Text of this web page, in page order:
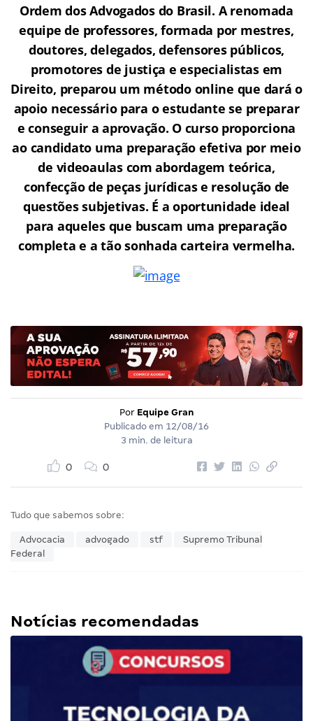
Ordem dos Advogados do Brasil. A renomada
equipe de professores, formada por mestres,
doutores, delegados, defensores públicos,
promotores de justiça e especialistas em
Direito, preparou um método online que dará o
apoio necessário para o estudante se preparar
e conseguir a aprovação. O curso proporciona
ao candidato uma preparação efetiva por meio
de videoaulas com abordagem teórica,
confecção de peças jurídicas e resolução de
questões subjetivas. É a oportunidade ideal
para aqueles que buscam uma preparação
completa e a tão sonhada carteira vermelha.
Por Equipe Gran
Publicado em 12/08/16
3 min. de leitura
0 0
Tudo que sabemos sobre:
Advocacia advogado stf
Supremo Tribunal
Federal
Notícias recomendadas